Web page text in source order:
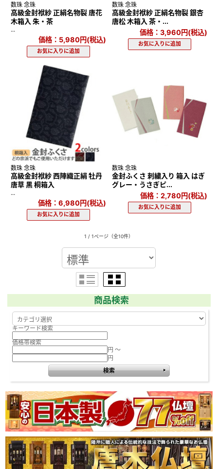
数珠 念珠
高級金封袱紗 正絹名物裂 唐花
木箱入 朱・茶
...
価格：5,980円(税込)
数珠 念珠
高級金封袱紗 正絹名物裂 銀杏
唐松 木箱入 茶・...
価格：3,960円(税込)
数珠 念珠
高級金封袱紗 西陣織正絹 牡丹
唐草 黒 桐箱入
...
価格：6,980円(税込)
数珠 念珠
金封ふくさ 刺繍入り 箱入 はぎ
グレー・うさぎピ...
価格：2,780円(税込)
1 / 1ページ （全10件）
商品検索
キーワード検索
価格帯検索
円 ～
円